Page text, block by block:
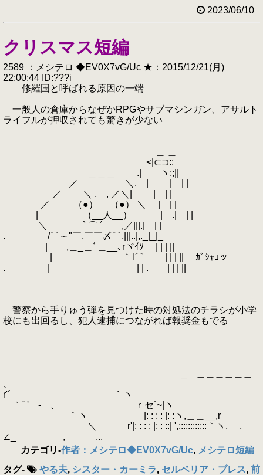
2023/06/10
クリスマス短編
2589 ：メシテロ ◆EV0X7vG/Uc ★：2015/12/21(月)
22:00:44 ID:???i
修羅国と呼ばれる原因の一端
一般人の倉庫からなぜかRPGやサブマシンガン、アサルト
ライフルが押収されても驚きが少ない
<|⊂⊃::
＿＿＿ .| ヽ;;||
／ ＼. | | | |
／ ＼ , , ／＼| | | |
／ （●） （●） ＼ | | |
| （__人__） | .| | |
＼ ` ⌒ ´ ,／|||.| | |
. /⌒～"￣,￣￣〆⌒,|||..|,._|_|_
| ,＿_＿ﾞ＿__､rヾｲｿ | | | ||
| ｀l⌒ | | | || ｶﾞｼｬｺッ
. | | | . | | | ||
警察から手りゅう弾を見つけた時の対処法のチラシが小学
校にも出回るし、犯人逮捕につながれば報奨金もでる
r'´ ｀ヽ
｀¨ ' - 、 ｒセ´~|ヽ
｀ヽ |: : : : |: :ヽ,＿＿__,r
＼ r'|: : : : |: : ::| ',::::::::::::｀ヽ, ,
∠_ , ...
カテゴリ-作者：メシテロ◆EV0X7vG/Uc, メシテロ短編
タグ- やる夫, シスター・カーミラ, セルベリア・ブレス, 前